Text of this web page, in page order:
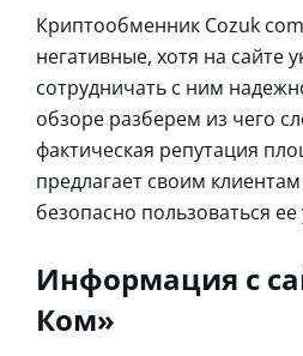
Криптообменник Cozuk
негативные, хотя на сайте
сотрудничать с ним
обзоре разберем из чего
фактическая репутация
предлагает своим
безопасно пользоваться ее
Информация с
Ком»